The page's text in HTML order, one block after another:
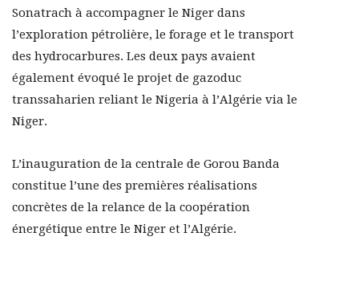
Sonatrach à accompagner le Niger dans
l’exploration pétrolière, le forage et le transport
des hydrocarbures. Les deux pays avaient
également évoqué le projet de gazoduc
transsaharien reliant le Nigeria à l’Algérie via le
Niger.
L’inauguration de la centrale de Gorou Banda
constitue l’une des premières réalisations
concrètes de la relance de la coopération
énergétique entre le Niger et l’Algérie.